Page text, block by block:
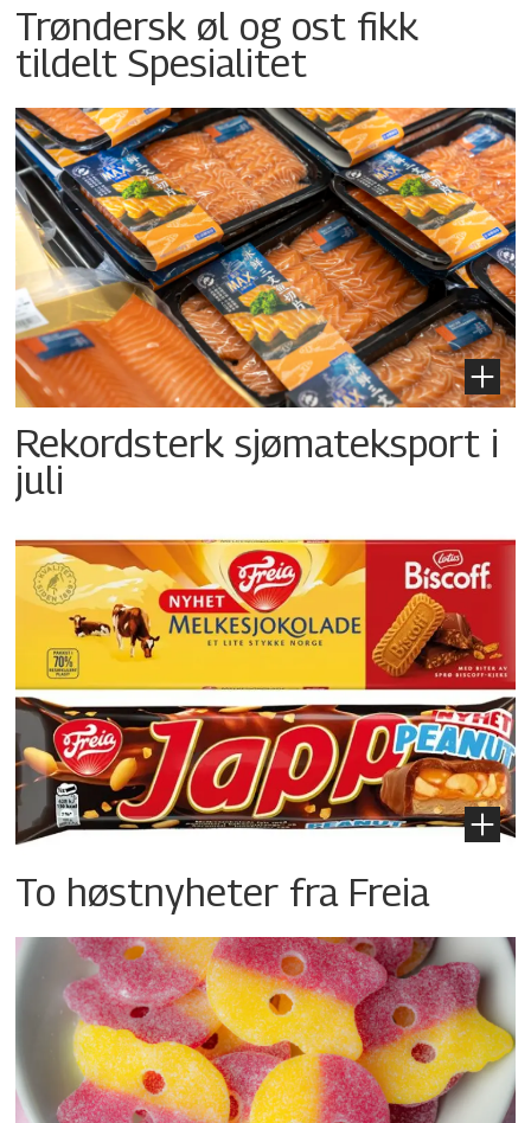
Trøndersk øl og ost fikk
tildelt Spesialitet
Rekordsterk sjømateksport i
juli
To høstnyheter fra Freia